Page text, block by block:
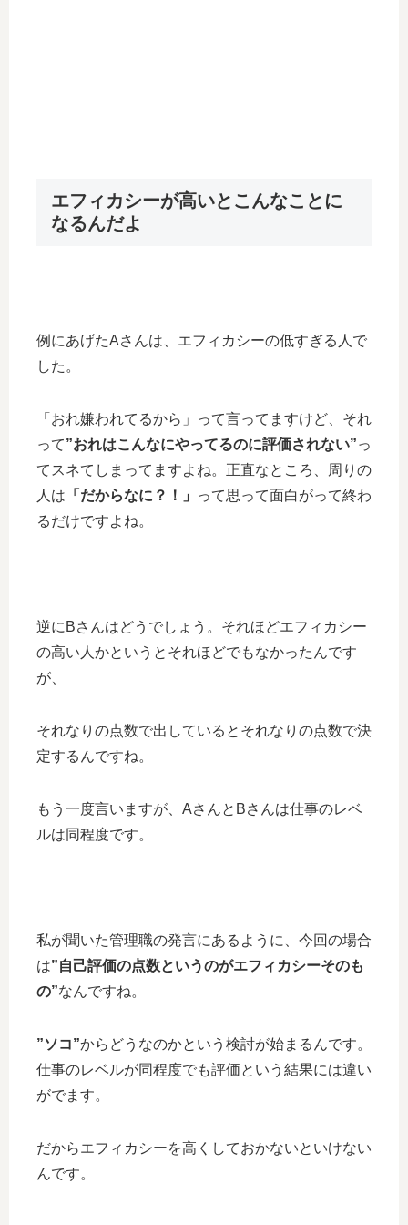
エフィカシーが高いとこんなことに
なるんだよ
例にあげたAさんは、エフィカシーの低すぎる人で
した。
「おれ嫌われてるから」って言ってますけど、それ
って”おれはこんなにやってるのに評価されない”っ
てスネてしまってますよね。正直なところ、周りの
人は 「だからなに？！」
って思って面白がって終わ
るだけですよね。
逆にBさんはどうでしょう。それほどエフィカシー
の高い人かというとそれほどでもなかったんです
が、
それなりの点数で出しているとそれなりの点数で決
定するんですね。
もう一度言いますが、AさんとBさんは仕事のレベ
ルは同程度です。
私が聞いた管理職の発言にあるように、今回の場合
は”自己評価の点数というのがエフィカシーそのも
の”なんですね。
”ソコ”からどうなのかという検討が始まるんです。
仕事のレベルが同程度でも評価という結果には違い
がでます。
だからエフィカシーを高くしておかないといけない
んです。